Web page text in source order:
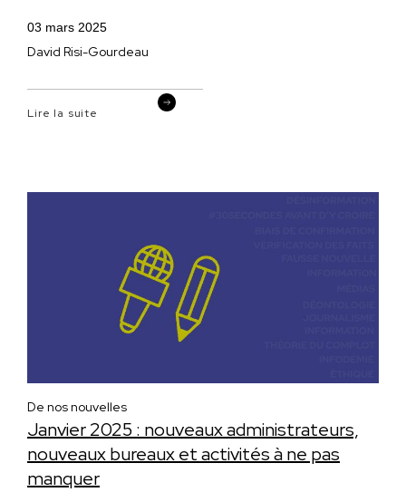
03 mars 2025
David Risi-Gourdeau
Lire la suite
Janvier 2025 : nouveaux administrateurs,
nouveaux bureaux et activités à ne pas
manquer
De nos nouvelles